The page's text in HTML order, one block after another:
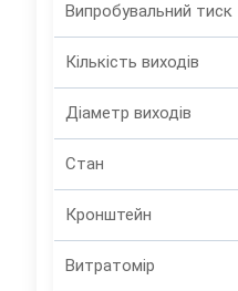
Випробувальний тиск
Кількість виходів
Діаметр виходів
Стан
Кронштейн
Витратомір